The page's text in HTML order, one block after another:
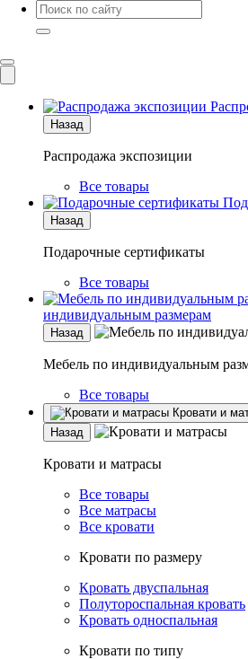
Назад
Распродажа экспозиции
Все товары
Назад
Подарочные сертификаты
Все товары
индивидуальным размерам
Назад
Мебель по индивидуальным
Все товары
Кровати и
Назад
Кровати и матрасы
Все товары
Все матрасы
Все кровати
Кровати по размеру
Кровать двуспальная
Полутороспальная кровать
Кровать односпальная
Кровати по типу